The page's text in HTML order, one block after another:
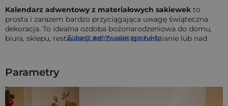
Kalendarz adwentowy z materiałowych sakiewek to
prosta i zarazem bardzo przyciągająca uwagę świąteczna
dekoracja. To idealna ozdoba bożonarodzeniowa do domu,
biura, sklepu, restauracji itd. Zawieś go na ścianie lub nad
W skład zestawu wchodzą
- 24 sztuki woreczków jutowych brązowych jasnych o
wymiarach 13 x 18 cm
Zobacz pełny opis produktu
Parametry